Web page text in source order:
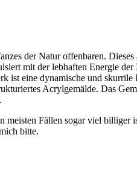
der Natur offenbaren.
mit der lebhaften Energie
eine dynamische und
Acrylgemälde. Das
Fällen sogar viel billiger
bitte.